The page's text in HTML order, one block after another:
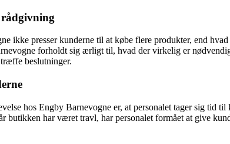
ikke presser kunderne til at købe flere produkter, end
forholdt sig ærligt til, hvad der virkelig er
beslutninger.
hos Engby Barnevogne er, at personalet tager sig
butikken har været travl, har personalet formået at give